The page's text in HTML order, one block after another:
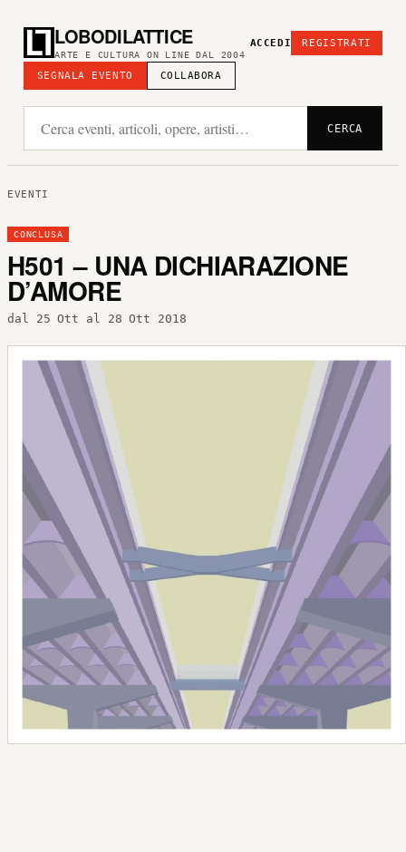
LOBODILATTICE
ARTE E CULTURA ON LINE DAL 2004
SEGNALA EVENTO COLLABORA
ACCEDI REGISTRATI
CERCA
EVENTI
CONCLUSA
H501 – UNA DICHIARAZIONE
D’AMORE
dal 25 Ott al 28 Ott 2018